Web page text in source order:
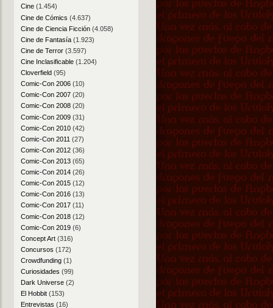
Cine(1.454)
Cine de Cómics (4.637)
Cine de Ciencia Ficción(4.058)
Cine de Fantasía(1.923)
Cine de Terror(3.597)
Cine Inclasificable(1.204)
Cloverfield(95)
Comic-Con 2006(10)
Comic-Con 2007(20)
Comic-Con 2008(20)
Comic-Con 2009(31)
Comic-Con 2010(42)
Comic-Con 2011 (27)
Comic-Con 2012(36)
Comic-Con 2013(65)
Comic-Con 2014(26)
Comic-Con 2015(12)
Comic-Con 2016(13)
Comic-Con 2017(11)
Comic-Con 2018(12)
Comic-Con 2019(6)
Concept Art(316)
Concursos (172)
Crowdfunding(1)
Curiosidades (99)
Dark Universe(2)
El Hobbit(153)
Entrevistas (16)